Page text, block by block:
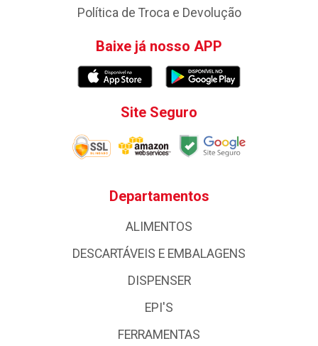
Política de Troca e Devolução
Baixe já nosso APP
Site Seguro
Departamentos
ALIMENTOS
DESCARTÁVEIS E EMBALAGENS
DISPENSER
EPI'S
FERRAMENTAS